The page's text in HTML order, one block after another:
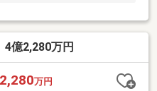
4億2,280万円
万円